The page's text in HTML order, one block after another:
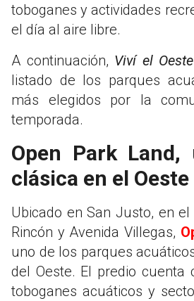
toboganes y actividades
el día al aire libre.
A continuación, Viví el
listado de los parques
más elegidos por la
temporada.
Open Park Land,
clásica en el Oeste
Ubicado en San Justo, en
Rincón y Avenida Villegas,
uno de los parques
del Oeste. El predio cuenta
toboganes acuáticos y